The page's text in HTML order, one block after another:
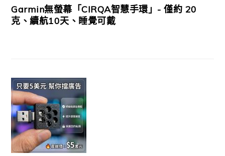
Garmin無螢幕「CIRQA智慧手環」- 僅約 20
克、續航10天、睡覺可戴